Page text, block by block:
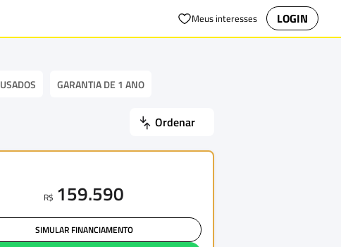
Meus interesses LOGIN
USADOS GARANTIA DE 1 ANO
Ordenar
R$ 159.590
SIMULAR FINANCIAMENTO